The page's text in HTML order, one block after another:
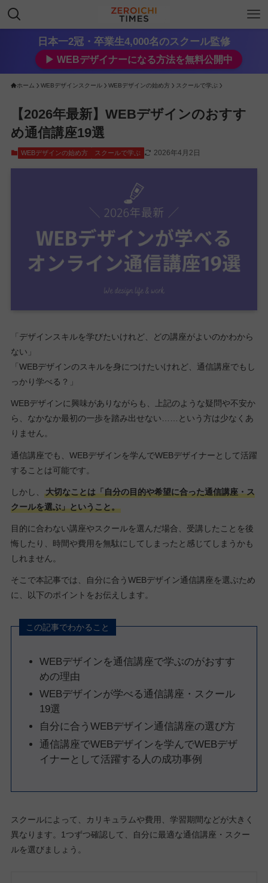
日本一2冠・卒業生4,000名のスクール監修
▶︎ WEBデザイナーになる方法を無料公開中
ホーム WEBデザインスクール WEBデザインの始め方 スクールで学ぶ
【2026年最新】WEBデザインのおすす
め通信講座19選
WEBデザインの始め方 スクールで学ぶ 2026年4月2日
「デザインスキルを学びたいけれど、どの講座がよいのかわから
ない」
「WEBデザインのスキルを身につけたいけれど、通信講座でもし
っかり学べる？」
WEBデザインに興味がありながらも、上記のような疑問や不安か
ら、なかなか最初の一歩を踏み出せない……という方は少なくあ
りません。
通信講座でも、WEBデザインを学んでWEBデザイナーとして活躍
することは可能です。
しかし、
大切なことは「自分の目的や希望に合った通信講座・ス
クールを選ぶ」ということ。
目的に合わない講座やスクールを選んだ場合、受講したことを後
悔したり、時間や費用を無駄にしてしまったと感じてしまうかも
しれません。
そこで本記事では、自分に合うWEBデザイン通信講座を選ぶため
に、以下のポイントをお伝えします。
この記事でわかること
WEBデザインを通信講座で学ぶのがおすす
めの理由
WEBデザインが学べる通信講座・スクール
19選
自分に合うWEBデザイン通信講座の選び方
通信講座でWEBデザインを学んでWEBデザ
イナーとして活躍する人の成功事例
スクールによって、カリキュラムや費用、学習期間などが大きく
異なります。1つずつ確認して、自分に最適な通信講座・スクー
ルを選びましょう。